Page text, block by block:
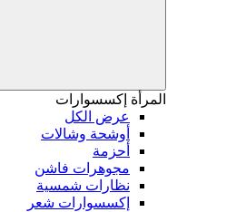
المرأة إكسسوارات
عرض الكل
أوشحة وشالات
أحزمة
مجوهرات فاشن
نظارات شمسية
إكسسوارات شعر